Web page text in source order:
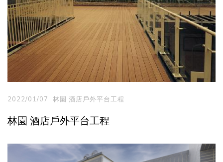
2022/01/07 林園 酒店戶外平台工程
林園 酒店戶外平台工程